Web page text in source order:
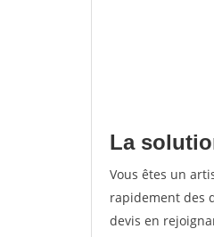
La
Vous êtes un
rapidement des
devis en